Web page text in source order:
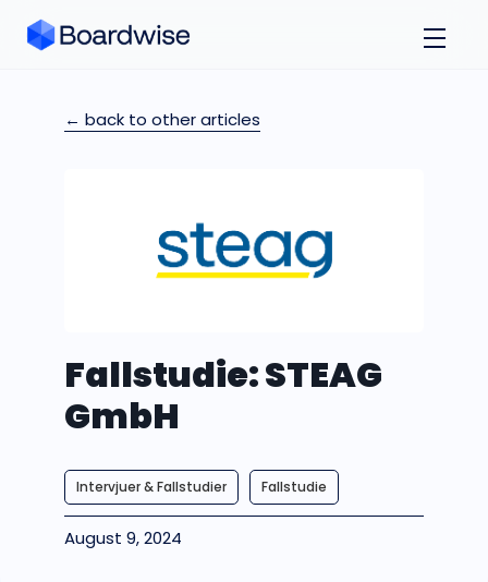
← back to other articles
Fallstudie: STEAG
GmbH
Intervjuer & Fallstudier Fallstudie
August 9, 2024